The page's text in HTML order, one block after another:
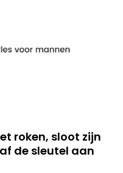
roken, sloot zijn
de sleutel aan